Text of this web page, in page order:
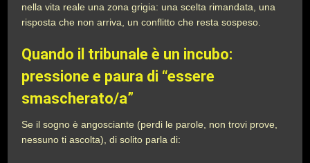
nella vita reale una zona grigia: una scelta rimandata, una
risposta che non arriva, un conflitto che resta sospeso.
Quando il tribunale è un incubo:
pressione e paura di “essere
smascherato/a”
Se il sogno è angosciante (perdi le parole, non trovi prove,
nessuno ti ascolta), di solito parla di: